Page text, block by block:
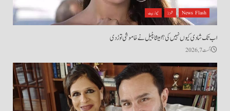
News Flash شوبز نیوز بیٹ
اب تک شادی کیوں نہیں کی؟ امیشا پٹیل نے خاموشی توڑ دی
اگست 7, 2026